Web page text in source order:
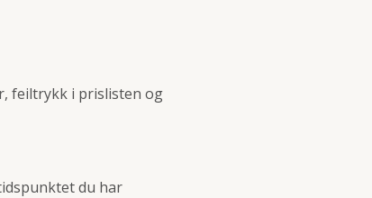
feiltrykk i prislisten og
du har